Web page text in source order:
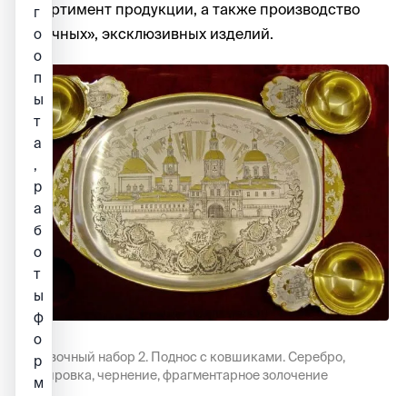
ассортимент продукции, а также производство
«штучных», эксклюзивных изделий.
Запивочный набор 2. Поднос с ковшиками. Серебро,
гравировка, чернение, фрагментарное золочение
г
о
о
п
ы
т
а
,
р
а
б
о
т
ы
ф
о
р
м